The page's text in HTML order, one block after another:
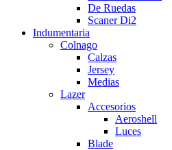
De Ruedas
Scaner Di2
Indumentaria
Colnago
Calzas
Jersey
Medias
Lazer
Accesorios
Aeroshell
Luces
Blade